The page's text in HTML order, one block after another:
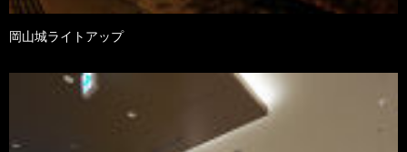
岡山城ライトアップ